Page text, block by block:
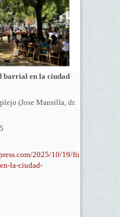
barrial en la ciudad
(Jose Mansilla, dr.
2025/10/19/fingir-
la-ciudad-